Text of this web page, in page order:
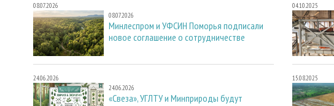
08.07.2026
08.07.2026
Минлеспром и УФСИН Поморья подписали
новое соглашение о сотрудничестве
24.06.2026
24.06.2026
«Свеза», УГЛТУ и Минприроды будут
04.10.2025
15.08.2025